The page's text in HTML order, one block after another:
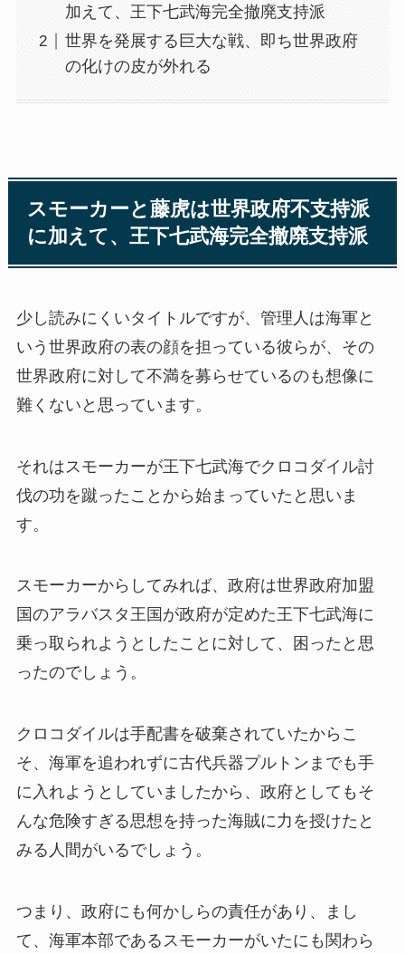
加えて、王下七武海完全撤廃支持派
世界を発展する巨大な戦、即ち世界政府
の化けの皮が外れる
スモーカーと藤虎は世界政府不支持派
に加えて、王下七武海完全撤廃支持派
少し読みにくいタイトルですが、管理人は海軍と
いう世界政府の表の顔を担っている彼らが、その
世界政府に対して不満を募らせているのも想像に
難くないと思っています。
それはスモーカーが王下七武海でクロコダイル討
伐の功を蹴ったことから始まっていたと思いま
す。
スモーカーからしてみれば、政府は世界政府加盟
国のアラバスタ王国が政府が定めた王下七武海に
乗っ取られようとしたことに対して、困ったと思
ったのでしょう。
クロコダイルは手配書を破棄されていたからこ
そ、海軍を追われずに古代兵器プルトンまでも手
に入れようとしていましたから、政府としてもそ
んな危険すぎる思想を持った海賊に力を授けたと
みる人間がいるでしょう。
つまり、政府にも何かしらの責任があり、まし
て、海軍本部であるスモーカーがいたにも関わら